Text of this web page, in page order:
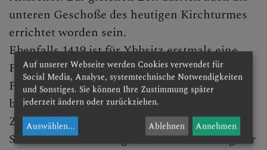
unteren Geschoße des heutigen Kirchturmes
errichtet worden sein.
Ebenfalls 1419 ist für Ybbsitz erstmals eine
Pfarrschule genannt, seit 1445 ist neben dem
Pfarrer als zweiter Seelsorger ein Kaplan
bezeugt.
Zu dieser Zeit hatten sich hier die
Schmiedefamilien angesiedelt und entlang der
Auf unserer Webseite werden Cookies verwendet für
Social Media, Analyse, systemtechnische Notwendigkeiten
und Sonstiges. Sie können Ihre Zustimmung später
jederzeit ändern oder zurückziehen.
Auswählen... Ablehnen Annehmen